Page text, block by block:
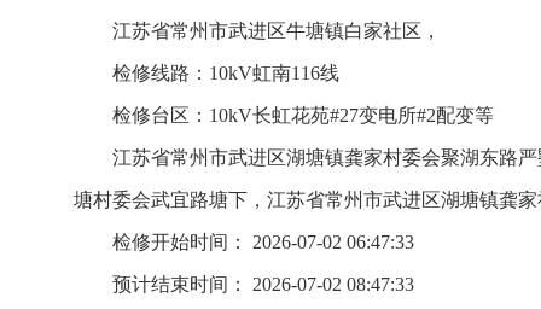
江苏省常州市武进区牛塘镇白家社区，
检修线路：10kV虹南116线
检修台区：10kV长虹花苑#27变电所#2配变等
江苏省常州市武进区湖塘镇龚家村委会聚湖东路
塘村委会武宜路塘下，江苏省常州市武进区湖塘镇龚
检修开始时间： 2026-07-02 06:47:33
预计结束时间： 2026-07-02 08:47:33